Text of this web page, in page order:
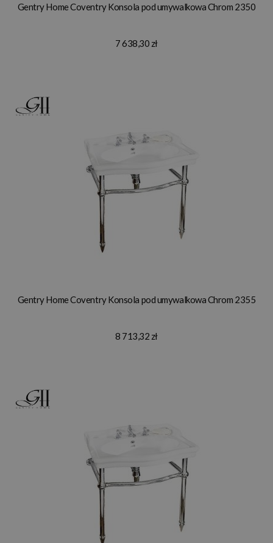
Gentry Home Coventry Konsola pod umywalkowa Chrom 2350
7 638,30 zł
Gentry Home Coventry Konsola pod umywalkowa Chrom 2355
8 713,32 zł